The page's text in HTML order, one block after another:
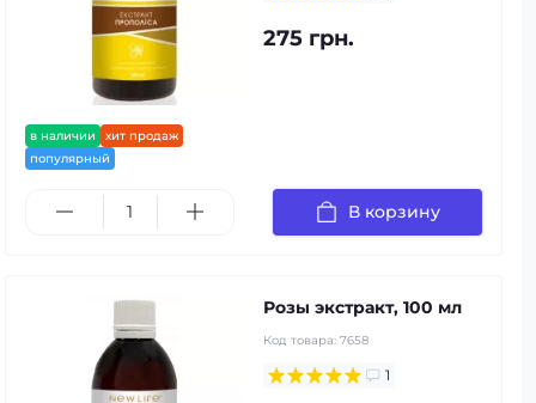
в наличии
хит продаж
популярный
275 грн.
В корзину
Розы экстракт, 100 мл
Код товара: 7658
1